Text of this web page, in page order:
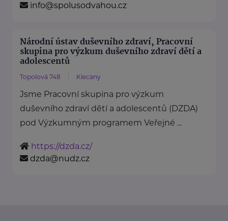
info@spolusodvahou.cz
Národní ústav duševního zdraví, Pracovní
skupina pro výzkum duševního zdraví dětí a
adolescentů
Topolová 748 Klecany
Jsme Pracovní skupina pro výzkum
duševního zdraví dětí a adolescentů (DZDA)
pod Výzkumným programem Veřejné ...
https://dzda.cz/
dzda@nudz.cz